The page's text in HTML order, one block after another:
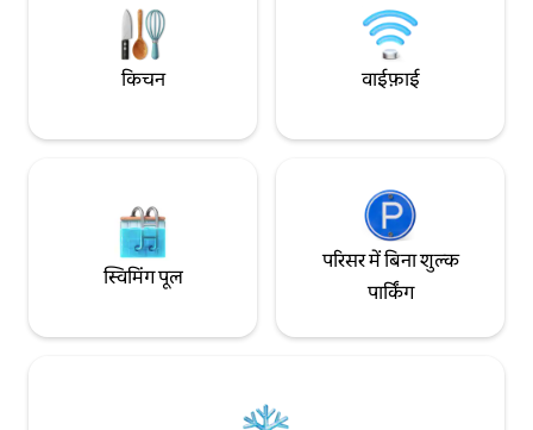
डिशवॉशर के साथ आधुनिक किचन + Netflix।
किचन वाईफ़ाई
स्विमिंग पूल
परिसर में बिना शुल्क
पार्किंग